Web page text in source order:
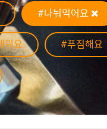
#나눠먹어요
워요 #푸짐해요